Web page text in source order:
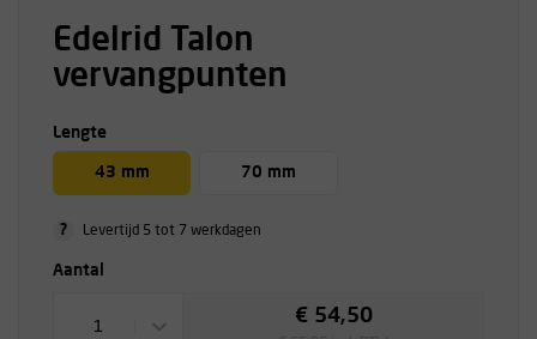
Edelrid Talon
vervangpunten
Lengte
43 mm 70 mm
? Levertijd 5 tot 7 werkdagen
Aantal
1
€ 54,50